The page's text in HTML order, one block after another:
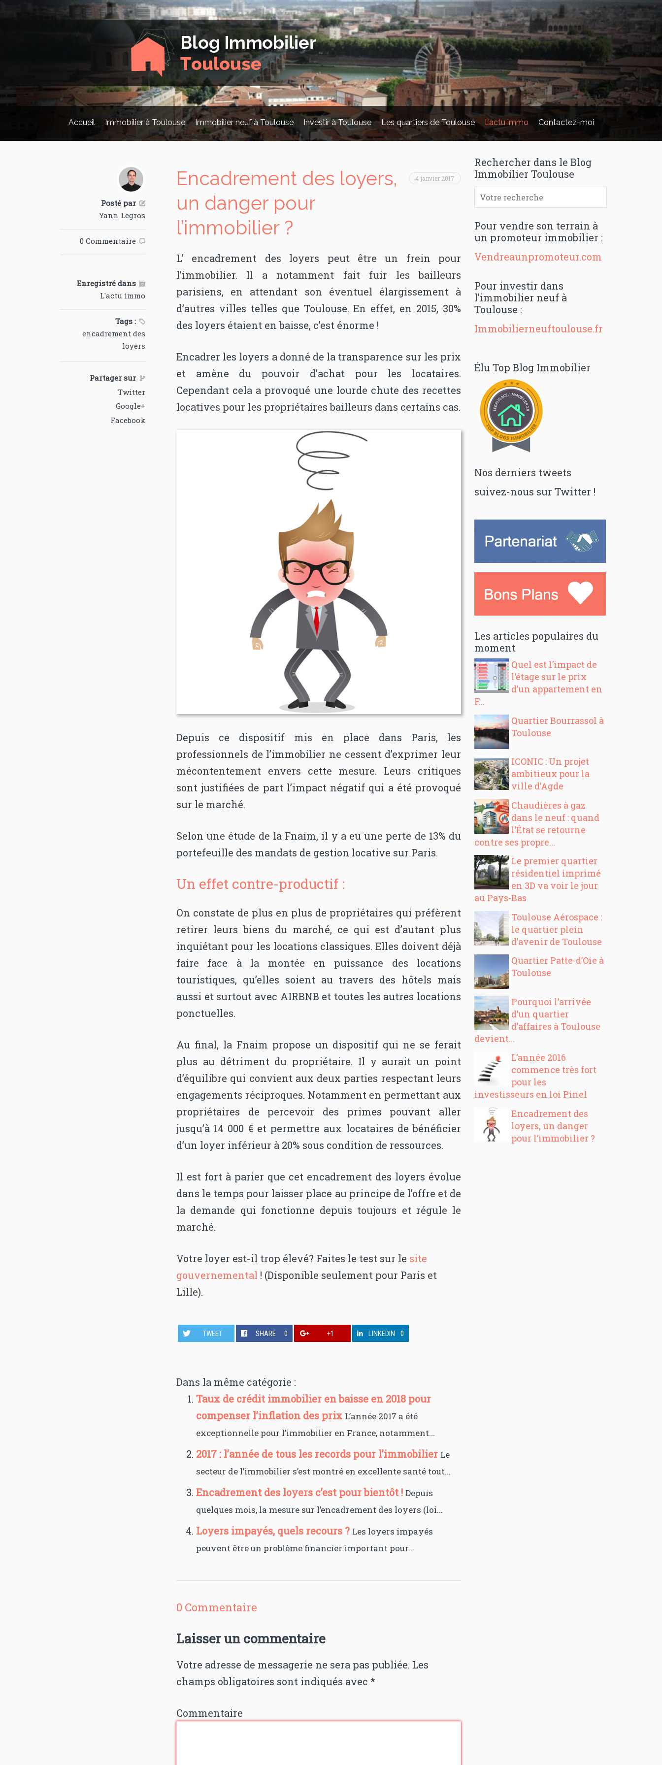
Accueil Immobilier à Toulouse Immobilier neuf à Toulouse Investir à Toulouse Les quartiers de Toulouse L’actu immo Contactez-moi
Posté par 
Yann Legros
0 Commentaire 
Enregistré dans 
L'actu immo
Tags : 
encadrement des
loyers
Encadrement des loyers,
un danger pour
l’immobilier ?
4 janvier 2017
L’ encadrement des loyers peut être un frein pour
l’immobilier. Il a notamment fait fuir les bailleurs
parisiens, en attendant son éventuel élargissement à
d’autres villes telles que Toulouse. En effet, en 2015, 30%
des loyers étaient en baisse, c’est énorme !
Encadrer les loyers a donné de la transparence sur les prix
et amène du pouvoir d’achat pour les locataires.
Cependant cela a provoqué une lourde chute des recettes
locatives pour les propriétaires bailleurs dans certains cas.
Depuis ce dispositif mis en place dans Paris, les
professionnels de l’immobilier ne cessent d’exprimer leur
mécontentement envers cette mesure. Leurs critiques
sont justifiées de part l’impact négatif qui a été provoqué
sur le marché.
Selon une étude de la Fnaim, il y a eu une perte de 13% du
portefeuille des mandats de gestion locative sur Paris.
Un effet contre-productif :
On constate de plus en plus de propriétaires qui préfèrent
retirer leurs biens du marché, ce qui est d’autant plus
inquiétant pour les locations classiques. Elles doivent déjà
faire face à la montée en puissance des locations
touristiques, qu’elles soient au travers des hôtels mais
aussi et surtout avec AIRBNB et toutes les autres locations
ponctuelles.
Au final, la Fnaim propose un dispositif qui ne se ferait
plus au détriment du propriétaire. Il y aurait un point
d’équilibre qui convient aux deux parties respectant leurs
engagements réciproques. Notamment en permettant aux
propriétaires de percevoir des primes pouvant aller
jusqu’à 14 000 € et permettre aux locataires de bénéficier
d’un loyer inférieur à 20% sous condition de ressources.
Il est fort à parier que cet encadrement des loyers évolue
dans le temps pour laisser place au principe de l’offre et de
la demande qui fonctionne depuis toujours et régule le
marché.
Votre loyer est-il trop élevé? Faites le test sur le site
gouvernemental ! (Disponible seulement pour Paris et
Lille).
TWEET SHARE 0 +1 LINKEDIN 0
Dans la même catégorie :
Taux de crédit immobilier en baisse en 2018 pour
compenser l’inflation des prix L’année 2017 a été
exceptionnelle pour l’immobilier en France, notamment...
2017 : l’année de tous les records pour l’immobilier Le
secteur de l’immobilier s’est montré en excellente santé tout...
Encadrement des loyers c’est pour bientôt !Depuis
quelques mois, la mesure sur l’encadrement des loyers (loi...
Loyers impayés, quels recours ? Les loyers impayés
peuvent être un problème financier important pour...
Partager sur 
Twitter
Google+
Facebook
0 Commentaire
Laisser un commentaire
Votre adresse de messagerie ne sera pas publiée. Les
champs obligatoires sont indiqués avec*
Commentaire
Rechercher dans le Blog
Immobilier Toulouse
Pour vendre son terrain à
un promoteur immobilier :
Vendreaunpromoteur.com
Pour investir dans
l’immobilier neuf à
Toulouse :
Immobilierneuftoulouse.fr
Élu Top Blog Immobilier
Nos derniers tweets
suivez-nous sur Twitter !
Les articles populaires du
moment
Quel est l’impact de
l’étage sur le prix
d’un appartement en
F...
Quartier Bourrassol à
Toulouse
ICONIC : Un projet
ambitieux pour la
ville d’Agde
Chaudières à gaz
dans le neuf : quand
l’État se retourne
contre ses propre...
Le premier quartier
résidentiel imprimé
en 3D va voir le jour
au Pays-Bas
Toulouse Aérospace :
le quartier plein
d’avenir de Toulouse
Quartier Patte-d’Oie à
Toulouse
Pourquoi l’arrivée
d’un quartier
d’affaires à Toulouse
devient...
L’année 2016
commence très fort
pour les
investisseurs en loi Pinel
Encadrement des
loyers, un danger
pour l’immobilier ?